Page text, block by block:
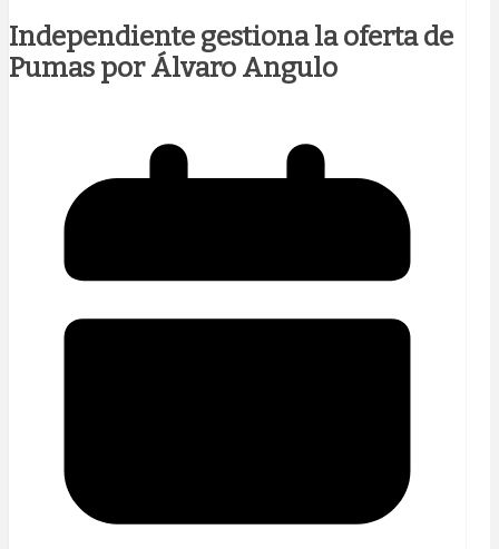
Independiente gestiona la oferta de
Pumas por Álvaro Angulo